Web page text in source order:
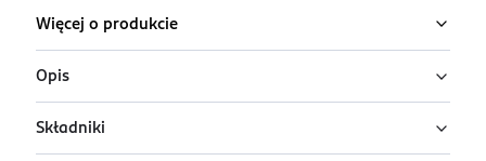
Więcej o produkcie
Opis
Antyperspirant w żelu Lady dla kobiet Speed Stick Pro
Składniki